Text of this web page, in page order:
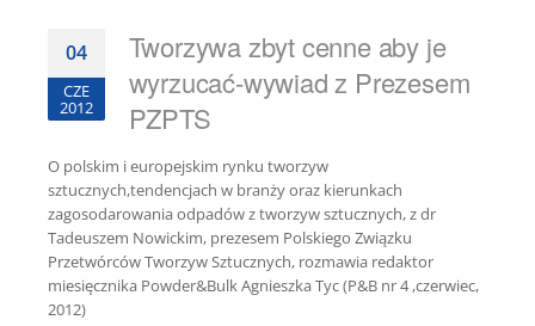
04
CZE
2012
Tworzywa zbyt cenne aby je
wyrzucać-wywiad z Prezesem
PZPTS
O polskim i europejskim rynku tworzyw
sztucznych,tendencjach w branży oraz kierunkach
zagosodarowania odpadów z tworzyw sztucznych, z dr
Tadeuszem Nowickim, prezesem Polskiego Związku
Przetwórców Tworzyw Sztucznych, rozmawia redaktor
miesięcznika Powder&Bulk Agnieszka Tyc (P&B nr 4 ,czerwiec,
2012)